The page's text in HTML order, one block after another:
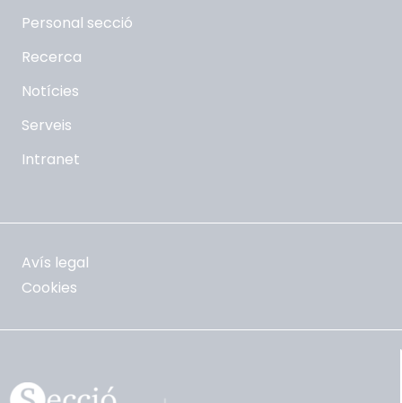
Personal secció
Recerca
Notícies
Serveis
Intranet
Avís legal
Cookies